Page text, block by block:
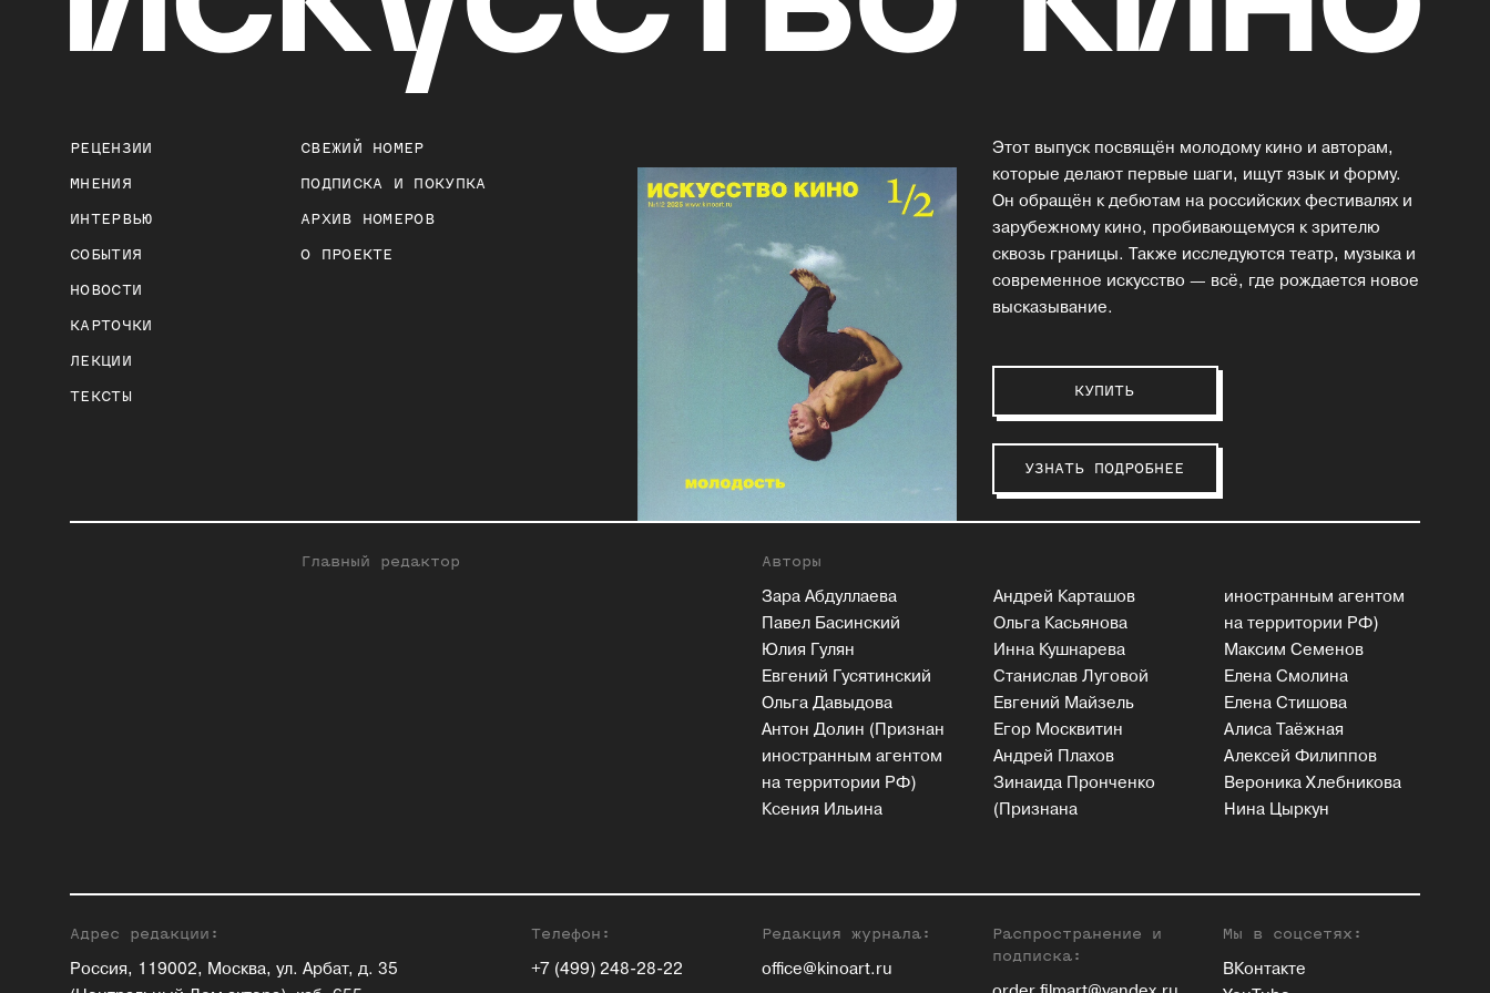
РЕЦЕНЗИИ
МНЕНИЯ
ИНТЕРВЬЮ
СОБЫТИЯ
НОВОСТИ
КАРТОЧКИ
ЛЕКЦИИ
ТЕКСТЫ
СВЕЖИЙ НОМЕР
ПОДПИСКА И ПОКУПКА
АРХИВ НОМЕРОВ
О ПРОЕКТЕ
Этот выпуск посвящён молодому кино и авторам,
которые делают первые шаги, ищут язык и форму.
Он обращён к дебютам на российских фестивалях и
зарубежному кино, пробивающемуся к зрителю
сквозь границы. Также исследуются театр, музыка и
современное искусство — всё, где рождается новое
высказывание.
КУПИТЬ
УЗНАТЬ ПОДРОБНЕЕ
Главный редактор Авторы
Зара Абдуллаева
Павел Басинский
Юлия Гулян
Евгений Гусятинский
Ольга Давыдова
Антон Долин (Признан
иностранным агентом
на территории РФ)
Ксения Ильина
Андрей Карташов
Ольга Касьянова
Инна Кушнарева
Станислав Луговой
Евгений Майзель
Егор Москвитин
Андрей Плахов
Зинаида Пронченко
(Признана
иностранным агентом
на территории РФ)
Максим Семенов
Елена Смолина
Елена Стишова
Алиса Таёжная
Алексей Филиппов
Вероника Хлебникова
Нина Цыркун
Адрес редакции:
Россия, 119002, Москва, ул. Арбат, д. 35
Телефон:
+7 (499) 248-28-22
Редакция журнала:
office@kinoart.ru
Распространение и
подписка:
Мы в соцсетях:
ВКонтакте